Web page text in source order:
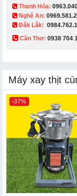
Thanh Hóa:
Nghệ An:
Đắk Lắk:
Cần Thơ: 0938 704
Máy xay thịt
-37%